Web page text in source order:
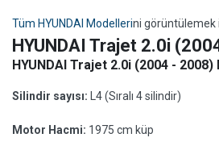
Tüm HYUNDAI Modellerini görüntülemek
HYUNDAI Trajet 2.0i
HYUNDAI Trajet 2.0i (2004 -
Silindir sayısı: L4 (Sıralı 4 silindir)
Motor Hacmi: 1975 cm küp